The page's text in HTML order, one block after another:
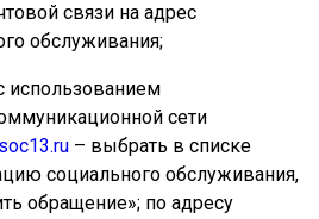
связи на адрес
обслуживания;
использованием
сети
– выбрать в списке
социального обслуживания,
обращение»; по адресу